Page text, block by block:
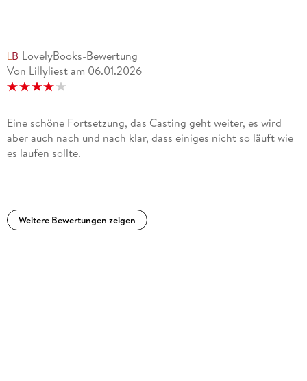
LovelyBooks-Bewertung
Von Lillyliest am 06.01.2026
Eine schöne Fortsetzung, das Casting geht weiter, es wird
aber auch nach und nach klar, dass einiges nicht so läuft wie
es laufen sollte.
Weitere Bewertungen zeigen